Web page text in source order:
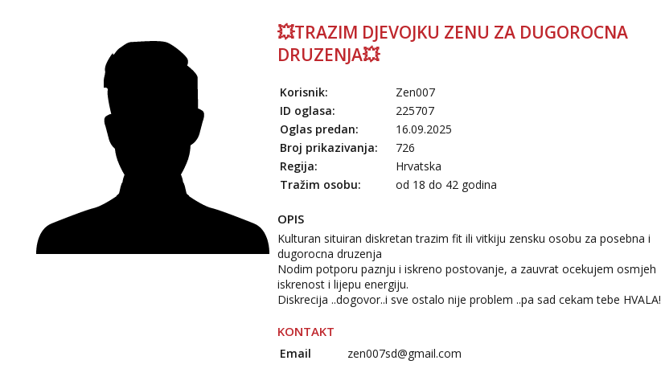
💥TRAZIM DJEVOJKU ZENU ZA DUGOROCNA
DRUZENJA💥
Korisnik:
Zen007
ID oglasa:
225707
Oglas predan:
16.09.2025
Broj prikazivanja:
726
Regija:
Hrvatska
Tražim osobu:
od 18 do 42 godina
OPIS
Kulturan situiran diskretan trazim fit ili vitkiju zensku osobu za posebna i
dugorocna druzenja
Nodim potporu paznju i iskreno postovanje, a zauvrat ocekujem osmjeh
iskrenost i lijepu energiju.
Diskrecija ..dogovor..i sve ostalo nije problem ..pa sad cekam tebe HVALA!
KONTAKT
Email zen007sd@gmail.com